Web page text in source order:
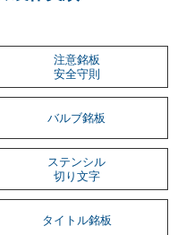
注意銘板
安全守則
バルブ銘板
ステンシル
切り文字
タイトル銘板